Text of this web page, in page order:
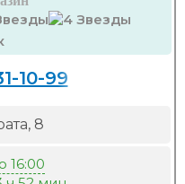
10-99
8
16:00